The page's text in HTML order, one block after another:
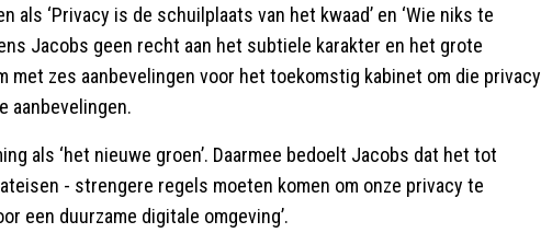
‘Privacy is de schuilplaats van het kwaad’ en ‘Wie niks te
Jacobs geen recht aan het subtiele karakter en het grote
met zes aanbevelingen voor het toekomstig kabinet om die privacy
aanbevelingen.
als ‘het nieuwe groen’. Daarmee bedoelt Jacobs dat het tot
- strengere regels moeten komen om onze privacy te
een duurzame digitale omgeving’.